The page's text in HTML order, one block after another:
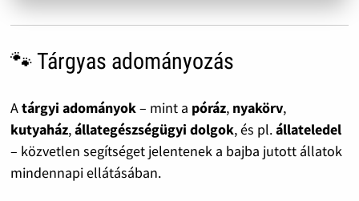
🐾 Tárgyas adományozás
Atárgyi adományok– mint a póráz, nyakörv,
kutyaház,állategészségügyi dolgok, és pl.állateledel
– közvetlen segítséget jelentenek a bajba jutott állatok
mindennapi ellátásában.